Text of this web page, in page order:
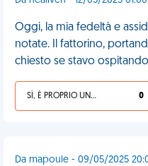
Oggi, la mia fedeltà e
notate. Il fattorino,
chiesto se stavo
SÌ, È PROPRIO UNA VDM! 0
Da mapoule - 09/05/2025